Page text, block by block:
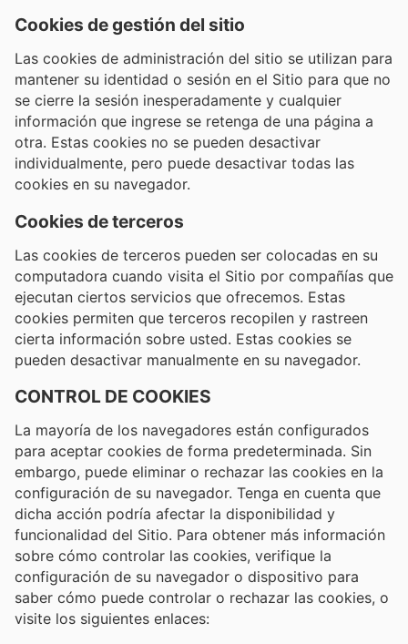
Cookies de gestión del sitio
Las cookies de administración del sitio se utilizan para
mantener su identidad o sesión en el Sitio para que no
se cierre la sesión inesperadamente y cualquier
información que ingrese se retenga de una página a
otra. Estas cookies no se pueden desactivar
individualmente, pero puede desactivar todas las
cookies en su navegador.
Cookies de terceros
Las cookies de terceros pueden ser colocadas en su
computadora cuando visita el Sitio por compañías que
ejecutan ciertos servicios que ofrecemos. Estas
cookies permiten que terceros recopilen y rastreen
cierta información sobre usted. Estas cookies se
pueden desactivar manualmente en su navegador.
CONTROL DE COOKIES
La mayoría de los navegadores están configurados
para aceptar cookies de forma predeterminada. Sin
embargo, puede eliminar o rechazar las cookies en la
configuración de su navegador. Tenga en cuenta que
dicha acción podría afectar la disponibilidad y
funcionalidad del Sitio. Para obtener más información
sobre cómo controlar las cookies, verifique la
configuración de su navegador o dispositivo para
saber cómo puede controlar o rechazar las cookies, o
visite los siguientes enlaces: